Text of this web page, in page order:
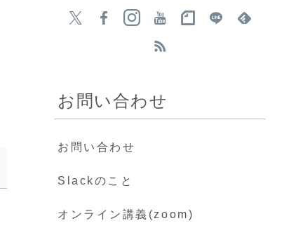
お問い合わせ
お問い合わせ
Slackのこと
オンライン講義(zoom)